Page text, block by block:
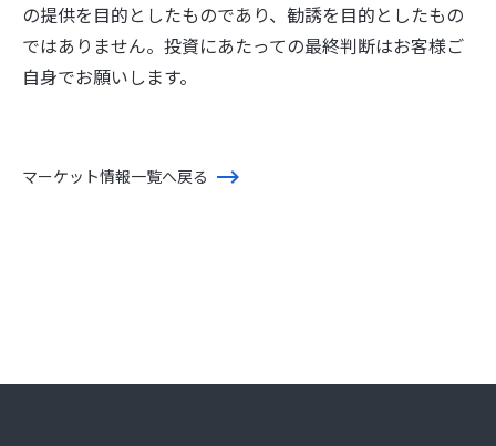
の提供を目的としたものであり、勧誘を目的としたもの
ではありません。投資にあたっての最終判断はお客様ご
自身でお願いします。
マーケット情報一覧へ戻る